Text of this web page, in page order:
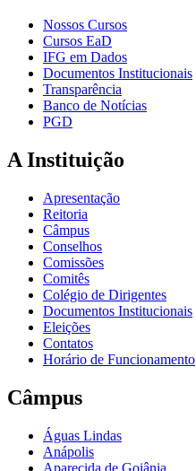
Nossos Cursos
Cursos EaD
IFG em Dados
Documentos Institucionais
Transparência
Banco de Notícias
PGD
A Instituição
Apresentação
Reitoria
Câmpus
Conselhos
Comissões
Comitês
Colégio de Dirigentes
Documentos Institucionais
Eleições
Contatos
Horário de Funcionamento
Câmpus
Águas Lindas
Anápolis
Aparecida de Goiânia